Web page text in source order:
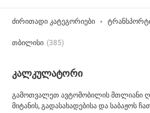
ძირითადი კატეგორიები
თბილისი (385)
კალკულატორი
გამოთვალეთ ავტომობილის მთლიანი
მიტანის, გადასახადებისა და საბაჟოს